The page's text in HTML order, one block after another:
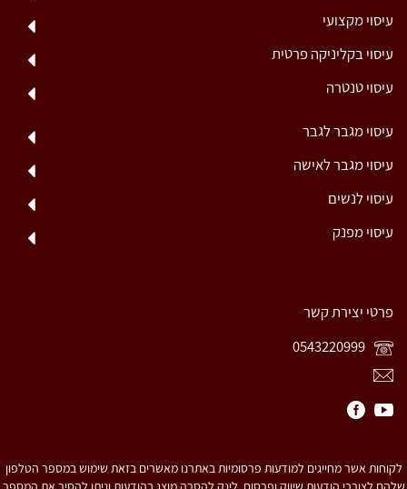
עיסוי מקצועי
עיסוי בקליניקה פרטית
עיסוי טנטרה
עיסוי מגבר לגבר
עיסוי מגבר לאישה
עיסוי לנשים
עיסוי מפנק
פרטי יצירת קשר
לקוחות אשר מחייגים למודעות פרסומיות באתרנו מאשרים בזאת שימוש במספר הטלפון